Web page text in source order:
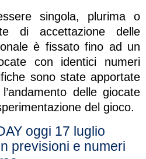
singola, plurima o
di accettazione delle
è fissato fino ad un
con identici numeri
sono state apportate
delle giocate
del gioco.
oggi 17 luglio
previsioni e numeri